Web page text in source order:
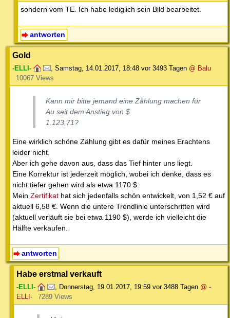
sondern vom TE. Ich habe lediglich sein Bild bearbeitet.
antworten
Gold
-ELLI- , Samstag, 14.01.2017, 18:48 vor 3493 Tagen @ Balu
10067 Views
Kann mir bitte jemand eine Zählung machen für
Au seit dem Anstieg von $
1.123,71?
Eine wirklich schöne Zählung gibt es dafür meines Erachtens
leider nicht.
Aber ich gehe davon aus, dass das Tief hinter uns liegt.
Eine Korrektur ist jederzeit möglich, wobei ich denke, dass es
nicht tiefer gehen wird als etwa 1170 $.
Mein Zertifikat hat sich jedenfalls schön entwickelt, von 1,52 € auf
aktuell 6,58 €. Wenn die untere Trendlinie unterschritten wird
(aktuell verläuft sie bei etwa 1190 $), werde ich vielleicht die
Hälfte verkaufen.
antworten
Habe erstmal verkauft
-ELLI- Donnerstag, 19.01.2017, 19:59 vor 3488 Tagen @ -
ELLI-
7289 Views